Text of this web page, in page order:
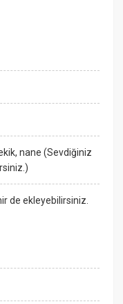
nane (Sevdiğiniz
de ekleyebilirsiniz.